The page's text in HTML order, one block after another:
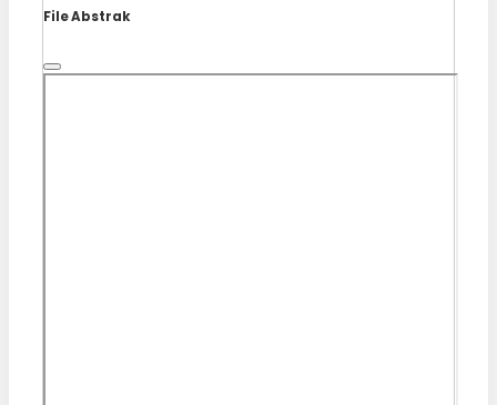
File Abstrak